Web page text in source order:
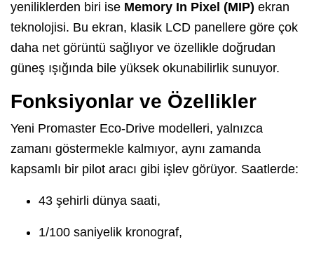
yeniliklerden biri ise Memory In Pixel (MIP) ekran
teknolojisi. Bu ekran, klasik LCD panellere göre çok
daha net görüntü sağlıyor ve özellikle doğrudan
güneş ışığında bile yüksek okunabilirlik sunuyor.
Fonksiyonlar ve Özellikler
Yeni Promaster Eco-Drive modelleri, yalnızca
zamanı göstermekle kalmıyor, aynı zamanda
kapsamlı bir pilot aracı gibi işlev görüyor. Saatlerde:
43 şehirli dünya saati,
1/100 saniyelik kronograf,